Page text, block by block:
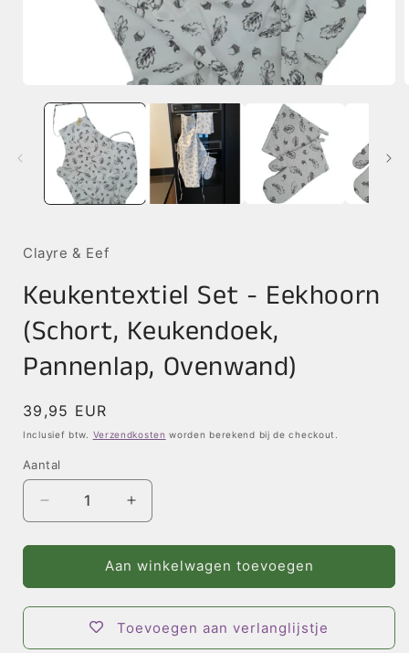
openen
Clayre & Eef
Keukentextiel Set - Eekhoorn
(Schort, Keukendoek,
Pannenlap, Ovenwand)
Normale
prijs
39,95 EUR
Inclusief btw. Verzendkosten worden berekend bij de checkout.
Aantal
Aantal
verlagen
voor
Keukentextiel
Set
-
Eekhoorn
Aantal
verhogen
voor
Keukentextiel
Set
-
Eekhoorn
(Schort,
Aan winkelwagen toevoegen
Toevoegen aan verlanglijstje